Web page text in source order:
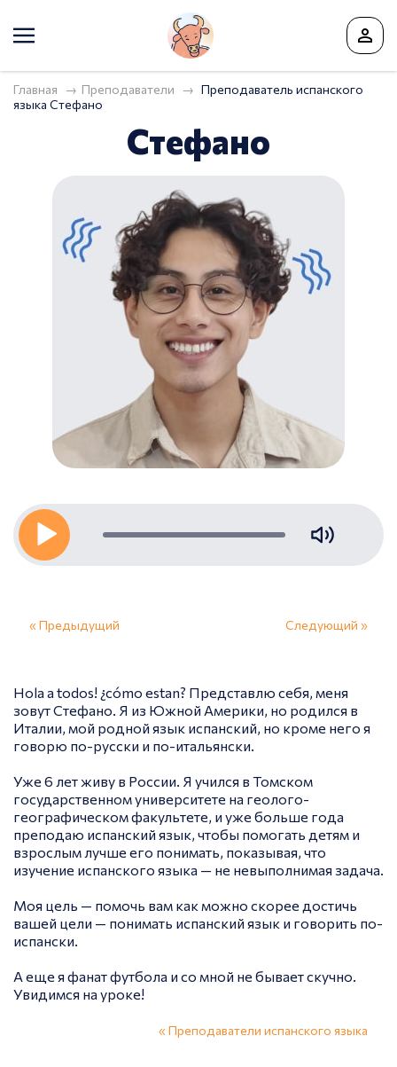
Главная Преподаватели
Преподаватель испанского
языка Стефано
Стефано
« Предыдущий Следующий »
Hola a todos! ¿cómo estan? Представлю себя, меня
зовут Стефано. Я из Южной Америки, но родился в
Италии, мой родной язык испанский, но кроме него я
говорю по-русски и по-итальянски.
Уже 6 лет живу в России. Я учился в Томском
государственном университете на геолого-
географическом факультете, и уже больше года
преподаю испанский язык, чтобы помогать детям и
взрослым лучше его понимать, показывая, что
изучение испанского языка — не невыполнимая задача.
Моя цель — помочь вам как можно скорее достичь
вашей цели — понимать испанский язык и говорить по-
испански.
А еще я фанат футбола и со мной не бывает скучно.
Увидимся на уроке!
« Преподаватели испанского языка